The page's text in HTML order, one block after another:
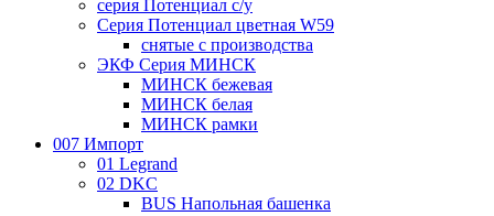
серия Потенциал с/у
Серия Потенциал цветная W59
снятые с производства
ЭКФ Серия МИНСК
МИНСК бежевая
МИНСК белая
МИНСК рамки
007 Импорт
01 Legrand
02 DKC
BUS Напольная башенка